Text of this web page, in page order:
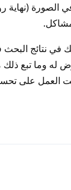
الصورة (نهاية
في نتائج
له وما تبع
العمل على